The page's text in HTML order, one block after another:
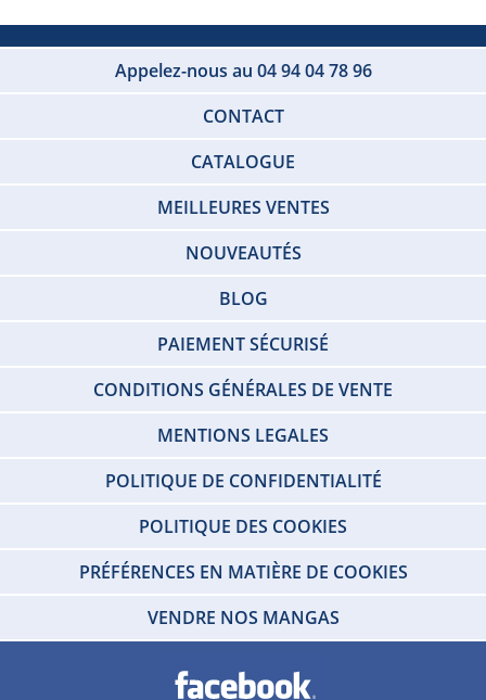
Appelez-nous au 04 94 04 78 96
CONTACT
CATALOGUE
MEILLEURES VENTES
NOUVEAUTÉS
BLOG
PAIEMENT SÉCURISÉ
CONDITIONS GÉNÉRALES DE VENTE
MENTIONS LEGALES
POLITIQUE DE CONFIDENTIALITÉ
POLITIQUE DES COOKIES
PRÉFÉRENCES EN MATIÈRE DE COOKIES
VENDRE NOS MANGAS